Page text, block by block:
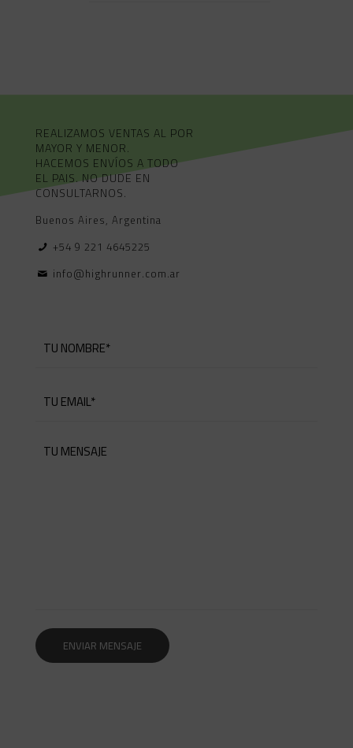
REALIZAMOS VENTAS AL POR
MAYOR Y MENOR.
HACEMOS ENVÍOS A TODO
EL PAIS. NO DUDE EN
CONSULTARNOS.
Buenos Aires, Argentina
+54 9 221 4645225
info@highrunner.com.ar